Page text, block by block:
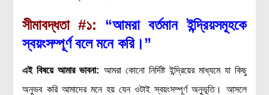
বায়োটেকনোলজি
দৈনন্দিন জীবনে বিজ্ঞানের প্রয়োগ
মহাকাশ বিজ্ঞান
সীমাবদ্ধতা#১:
“আমরা বর্তমান ইন্দ্রিয়সমূহকে
স্বয়ংসম্পূর্ণ বলে মনে করি।”
এই বিষয়ে আমার ভাবনা: আমরা কোনো নির্দিষ্ট ইন্দ্রিয়ের মাধ্যমে যা কিছু
অনুভব করি আমাদের মনে হয় যেন ওটাই স্বয়ংসম্পূর্ণ অনুভূতি। আসলে